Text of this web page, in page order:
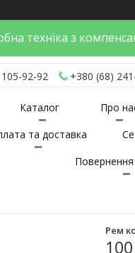
техніка з
92-92 +380 (68)
Каталог Про
та доставка
Рем